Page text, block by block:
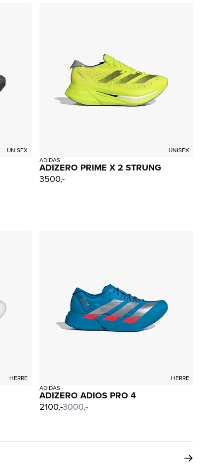
UNISEX
UNISEX
ADIDAS
ADIZERO PRIME X 2 STRUNG
3500,-
HERRE
HERRE
ADIDAS
ADIZERO ADIOS PRO 4
2100,-3000,-